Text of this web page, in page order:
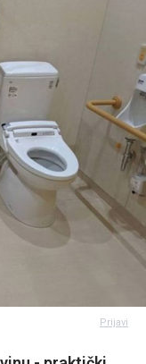
Prijavi